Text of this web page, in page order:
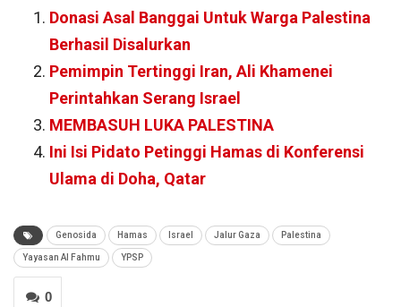
Donasi Asal Banggai Untuk Warga Palestina
Berhasil Disalurkan
Pemimpin Tertinggi Iran, Ali Khamenei
Perintahkan Serang Israel
MEMBASUH LUKA PALESTINA
Ini Isi Pidato Petinggi Hamas di Konferensi
Ulama di Doha, Qatar
Genosida Hamas Israel Jalur Gaza Palestina
Yayasan Al Fahmu YPSP
0